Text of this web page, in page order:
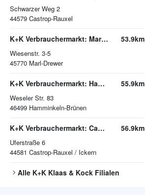
Schwarzer Weg 2
44579 Castrop-Rauxel
K+K Verbrauchermarkt: Marl-Drewer
Wiesenstr. 3-5
45770 Marl-Drewer
53.9km
K+K Verbrauchermarkt: Hamminkeln-Brünen
Weseler Str. 83
46499 Hamminkeln-Brünen
55.9km
K+K Verbrauchermarkt: Castrop-Rauxel / Ickern
Uferstraße 6
44581 Castrop-Rauxel / Ickern
56.9km
Alle K+K Klaas & Kock Filialen